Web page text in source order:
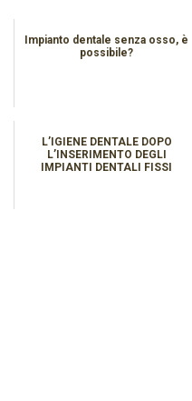
Impianto dentale senza osso, è
possibile?
L’IGIENE DENTALE DOPO
L’INSERIMENTO DEGLI
IMPIANTI DENTALI FISSI